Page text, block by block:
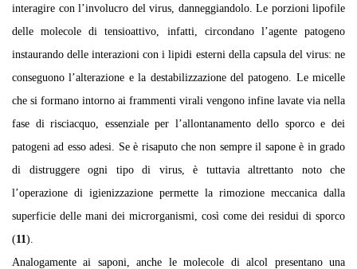
interagire con l’involucro del virus, danneggiandolo. Le porzioni lipofile
delle molecole di tensioattivo, infatti, circondano l’agente patogeno
instaurando delle interazioni con i lipidi esterni della capsula del virus: ne
conseguono l’alterazione e la destabilizzazione del patogeno. Le micelle
che si formano intorno ai frammenti virali vengono infine lavate via nella
fase di risciacquo, essenziale per l’allontanamento dello sporco e dei
patogeni ad esso adesi. Se è risaputo che non sempre il sapone è in grado
di distruggere ogni tipo di virus, è tuttavia altrettanto noto che
l’operazione di igienizzazione permette la rimozione meccanica dalla
superficie delle mani dei microrganismi, così come dei residui di sporco
(11).
Analogamente ai saponi, anche le molecole di alcol presentano una